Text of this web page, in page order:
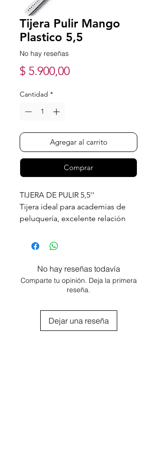
Tijera Pulir Mango
Plastico 5,5
No hay reseñas
$ 5.900,00Precio
Cantidad *
Agregar al carrito
Comprar
TIJERA DE PULIR 5,5''
Tijera ideal para academias de
peluquería, excelente relación
CARACTERÍSTICAS:
- Tamaño: 5,5''
- Mango plástico
- Hojas acero inoxidable
- Descanso meñique fijo
- Diseño liviano y ergonómico
No hay reseñas todavía
Comparte tu opinión. Deja la primera
reseña.
Dejar una reseña